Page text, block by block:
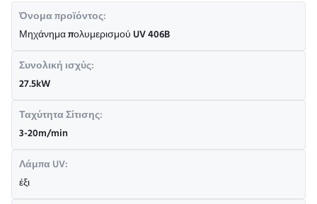
Όνομα προϊόντος:
Μηχάνημα πολυμερισμού UV 406B
Συνολική ισχύς:
27.5kW
Ταχύτητα Σίτισης:
3-20m/min
Λάμπα UV:
έξι